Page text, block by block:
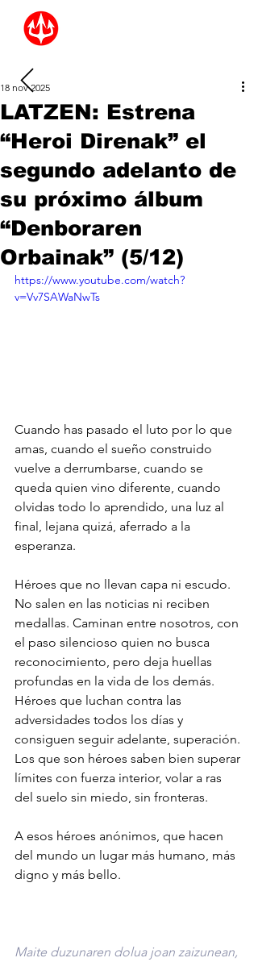
LATZEN: Estrena
“Heroi Direnak” el
segundo adelanto de
su próximo álbum
“Denboraren
Orbainak” (5/12)
18 nov 2025
https://www.youtube.com/watch?
v=Vv7SAWaNwTs
Cuando has pasado el luto por lo que
amas, cuando el sueño construido
vuelve a derrumbarse, cuando se
queda quien vino diferente, cuando
olvidas todo lo aprendido, una luz al
final, lejana quizá, aferrado a la
esperanza.
Héroes que no llevan capa ni escudo.
No salen en las noticias ni reciben
medallas. Caminan entre nosotros, con
el paso silencioso quien no busca
reconocimiento, pero deja huellas
profundas en la vida de los demás.
Héroes que luchan contra las
adversidades todos los días y
consiguen seguir adelante, superación.
Los que son héroes saben bien superar
límites con fuerza interior, volar a ras
del suelo sin miedo, sin fronteras.
A esos héroes anónimos, que hacen
del mundo un lugar más humano, más
digno y más bello.
Maite duzunaren dolua joan zaizunean,